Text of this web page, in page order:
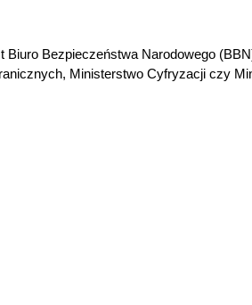
Bezpieczeństwa Narodowego
Ministerstwo Cyfryzacji czy